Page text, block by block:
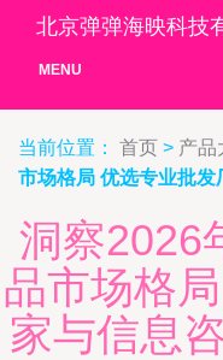
北京弹弹海映科技
MENU
当前位置： 首页 > 产品
市场格局 优选专业批发
洞察2026
品市场格
家与信息